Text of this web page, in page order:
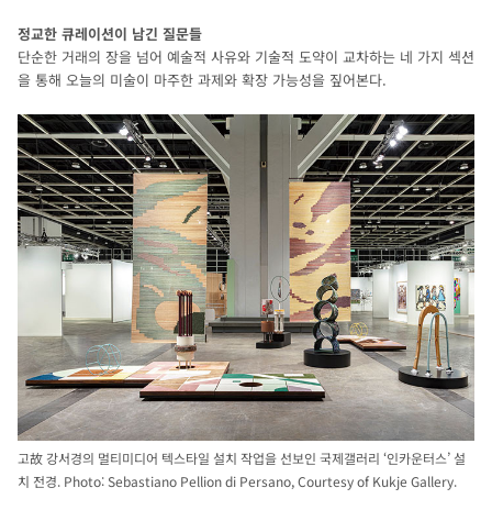
정교한 큐레이션이 남긴 질문들
단순한 거래의 장을 넘어 예술적 사유와 기술적 도약이 교차하는 네 가지 섹션
을 통해 오늘의 미술이 마주한 과제와 확장 가능성을 짚어본다.
고故 강서경의 멀티미디어 텍스타일 설치 작업을 선보인 국제갤러리 ‘인카운터스’ 설
치 전경. Photo: Sebastiano Pellion di Persano, Courtesy of Kukje Gallery.